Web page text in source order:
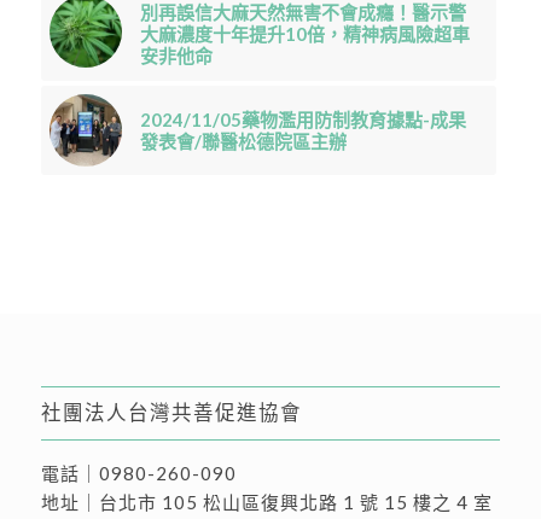
別再誤信大麻天然無害不會成癮！醫示警
大麻濃度十年提升10倍，精神病風險超車
安非他命
2024/11/05藥物濫用防制教育據點-成果
發表會/聯醫松德院區主辦
社團法人台灣共善促進協會
電話｜ 0980-260-090
地址｜ 台北市 105 松山區復興北路 1 號 15 樓之 4 室